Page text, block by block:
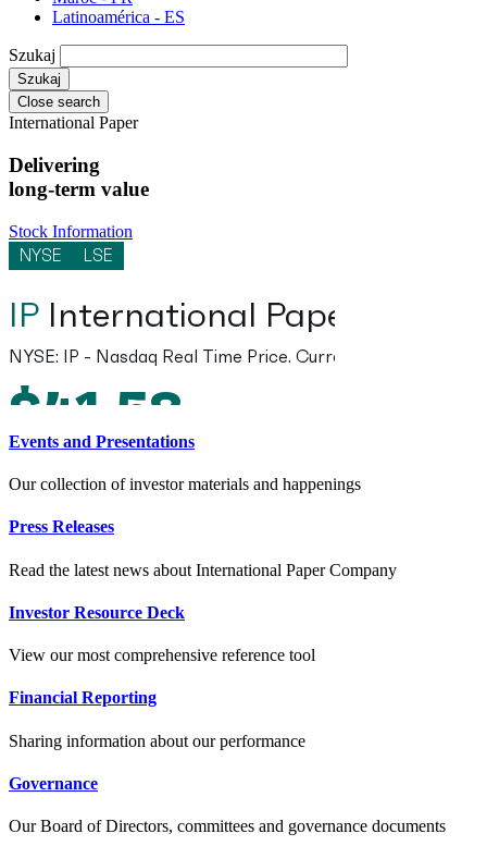
Latinoamérica - ES
Szukaj
Close search
International Paper
Delivering
long-term value
Stock Information
Events and Presentations
Our collection of investor materials and happenings
Press Releases
Read the latest news about International Paper Company
Investor Resource Deck
View our most comprehensive reference tool
Financial Reporting
Sharing information about our performance
Governance
Our Board of Directors, committees and governance documents